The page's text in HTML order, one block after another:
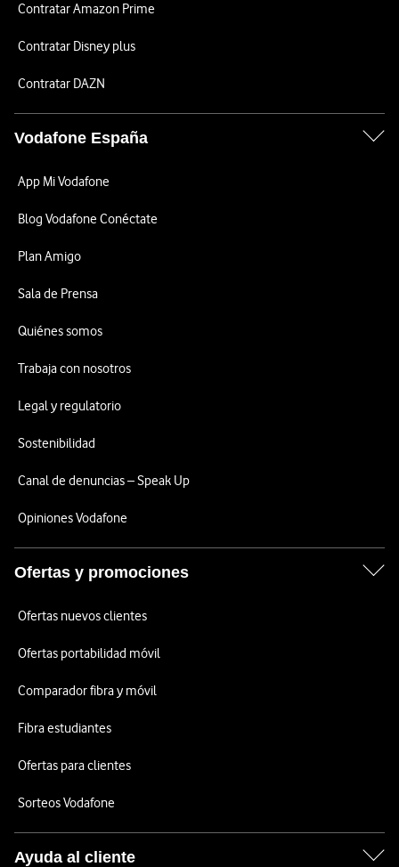
Contratar Amazon Prime
Contratar Disney plus
Contratar DAZN
Vodafone España
App Mi Vodafone
Blog Vodafone Conéctate
Plan Amigo
Sala de Prensa
Quiénes somos
Trabaja con nosotros
Legal y regulatorio
Sostenibilidad
Canal de denuncias – Speak Up
Opiniones Vodafone
Ofertas y promociones
Ofertas nuevos clientes
Ofertas portabilidad móvil
Comparador fibra y móvil
Fibra estudiantes
Ofertas para clientes
Sorteos Vodafone
Ayuda al cliente